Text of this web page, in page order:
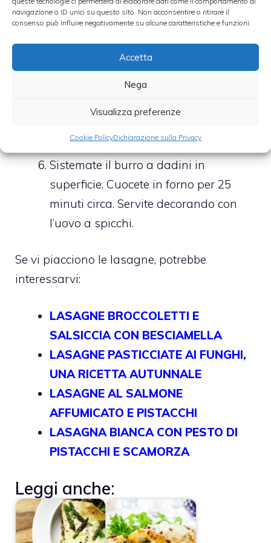
navigazione o ID unici su questo sito. Non acconsentire o ritirare il
consenso può influire negativamente su alcune caratteristiche e funzioni.
Accetta
Nega
Visualizza preferenze
Cookie PolicyDichiarazione sulla Privacy
Sistemate 1/3 degli asparagi, 1/3 delle
fettine di uova e irrorate con il
condimento a base di speck.
Procedete così con altri due strati fino
ad esaurire tutti gli ingredienti.
Lasciate da parte solo 40 gr di
finale di pasta.
Sistemate il burro a dadini in
superficie. Cuocete in forno per 25
minuti circa. Servite decorando con
l’uovo a spicchi.
Se vi piacciono le lasagne, potrebbe
interessarvi:
LASAGNE BROCCOLETTI E
SALSICCIA CON BESCIAMELLA
LASAGNE PASTICCIATE AI FUNGHI,
UNA RICETTA AUTUNNALE
LASAGNE AL SALMONE
AFFUMICATO E PISTACCHI
LASAGNA BIANCA CON PESTO DI
PISTACCHI E SCAMORZA
Leggi anche: